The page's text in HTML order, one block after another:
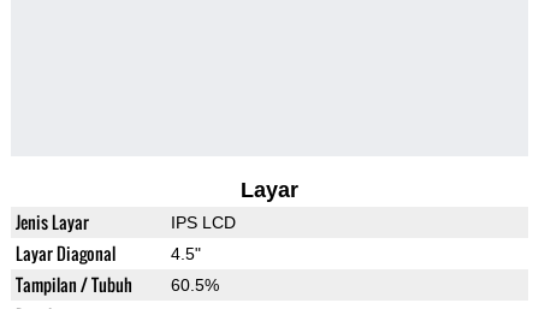
Layar
Jenis Layar IPS LCD
Layar Diagonal 4.5"
Tampilan / Tubuh 60.5%